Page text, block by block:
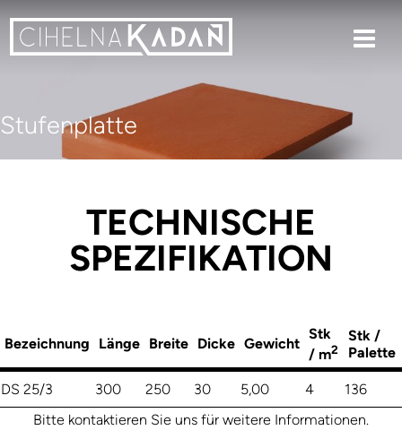
Stufenplatte
TECHNISCHE
SPEZIFIKATION
Bezeichnung Länge Breite Dicke Gewicht
Stk
/ m2
Stk /
Palette
DS 25/3 300 250 30 5,00 4
136
Bitte kontaktieren Sie uns für weitere Informationen.